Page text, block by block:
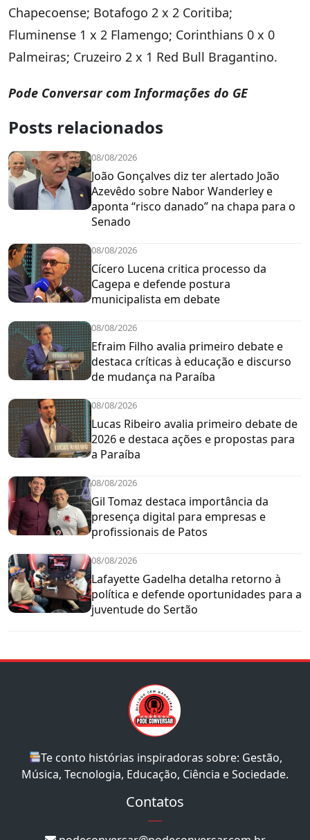
Chapecoense; Botafogo 2 x 2 Coritiba;
Fluminense 1 x 2 Flamengo; Corinthians 0 x 0
Palmeiras; Cruzeiro 2 x 1 Red Bull Bragantino.
Pode Conversar com Informações do GE
Posts relacionados
08/08/2026
João Gonçalves diz ter alertado João
Azevêdo sobre Nabor Wanderley e
aponta “risco danado” na chapa para o
Senado
08/08/2026
Cícero Lucena critica processo da
Cagepa e defende postura
municipalista em debate
08/08/2026
Efraim Filho avalia primeiro debate e
destaca críticas à educação e discurso
de mudança na Paraíba
08/08/2026
Lucas Ribeiro avalia primeiro debate de
2026 e destaca ações e propostas para
a Paraíba
08/08/2026
Gil Tomaz destaca importância da
presença digital para empresas e
profissionais de Patos
08/08/2026
Lafayette Gadelha detalha retorno à
política e defende oportunidades para a
juventude do Sertão
Te conto histórias inspiradoras sobre: Gestão,
Música, Tecnologia, Educação, Ciência e Sociedade.
Contatos